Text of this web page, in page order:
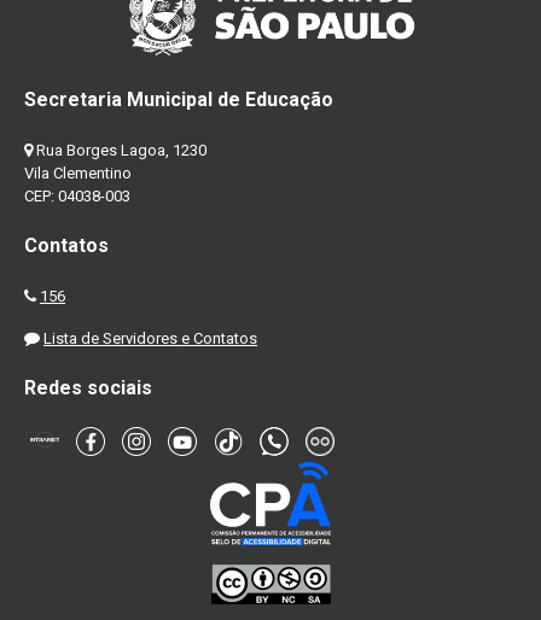
Secretaria Municipal de Educação
Rua Borges Lagoa, 1230
Vila Clementino
CEP: 04038-003
Contatos
156
Lista de Servidores e Contatos
Redes sociais